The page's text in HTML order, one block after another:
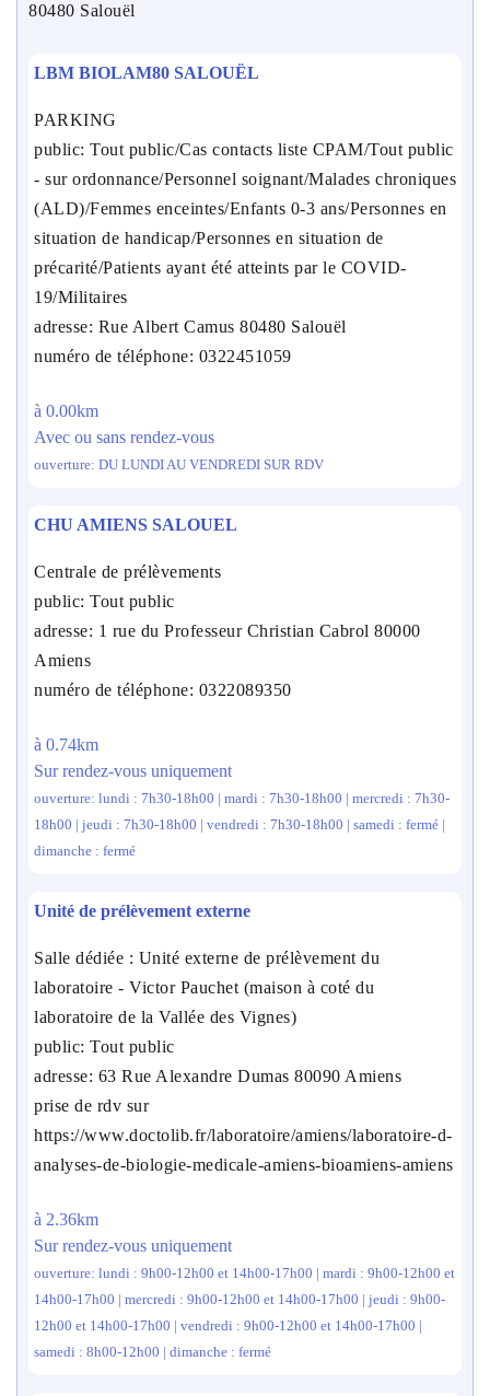
80480 Salouël
LBM BIOLAM80 SALOUËL
PARKING
public: Tout public/Cas contacts liste CPAM/Tout public
- sur ordonnance/Personnel soignant/Malades chroniques
(ALD)/Femmes enceintes/Enfants 0-3 ans/Personnes en
situation de handicap/Personnes en situation de
précarité/Patients ayant été atteints par le COVID-
19/Militaires
adresse: Rue Albert Camus 80480 Salouël
numéro de téléphone: 0322451059
à 0.00km
Avec ou sans rendez-vous
ouverture: DU LUNDI AU VENDREDI SUR RDV
CHU AMIENS SALOUEL
Centrale de prélèvements
public: Tout public
adresse: 1 rue du Professeur Christian Cabrol 80000
Amiens
numéro de téléphone: 0322089350
à 0.74km
Sur rendez-vous uniquement
ouverture: lundi : 7h30-18h00 | mardi : 7h30-18h00 | mercredi : 7h30-
18h00 | jeudi : 7h30-18h00 | vendredi : 7h30-18h00 | samedi : fermé |
dimanche : fermé
Unité de prélèvement externe
Salle dédiée : Unité externe de prélèvement du
laboratoire - Victor Pauchet (maison à coté du
laboratoire de la Vallée des Vignes)
public: Tout public
adresse: 63 Rue Alexandre Dumas 80090 Amiens
prise de rdv sur
https://www.doctolib.fr/laboratoire/amiens/laboratoire-d-
analyses-de-biologie-medicale-amiens-bioamiens-amiens
à 2.36km
Sur rendez-vous uniquement
ouverture: lundi : 9h00-12h00 et 14h00-17h00 | mardi : 9h00-12h00 et
14h00-17h00 | mercredi : 9h00-12h00 et 14h00-17h00 | jeudi : 9h00-
12h00 et 14h00-17h00 | vendredi : 9h00-12h00 et 14h00-17h00 |
samedi : 8h00-12h00 | dimanche : fermé